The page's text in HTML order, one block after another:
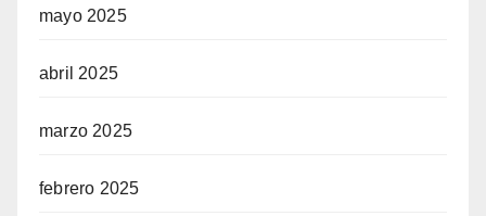
mayo 2025
abril 2025
marzo 2025
febrero 2025